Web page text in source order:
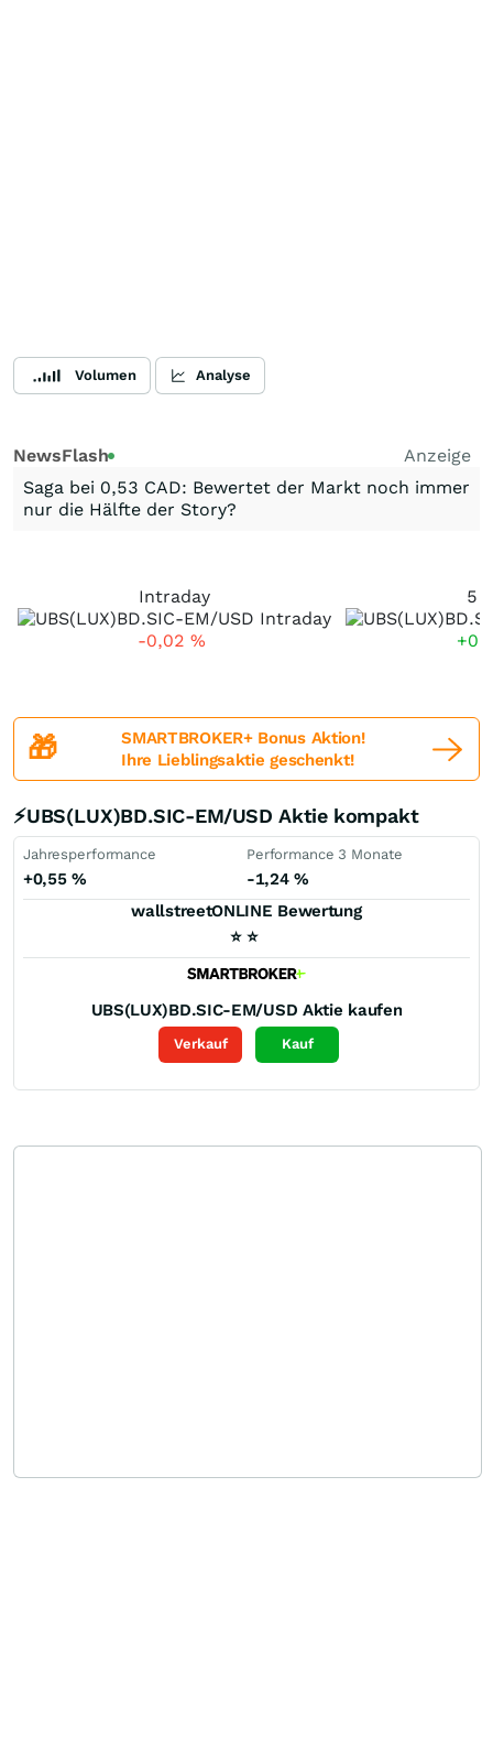
Volumen Analyse
NewsFlash
Anzeige
Saga bei 0,53 CAD: Bewertet der Markt noch immer
nur die Hälfte der Story?
Intraday
-0,02 %
5
🎁
SMARTBROKER+ Bonus Aktion!
Ihre Lieblingsaktie geschenkt!
⚡UBS(LUX)BD.SIC-EM/USD Aktie kompakt
Jahresperformance
+0,55%
Performance 3 Monate
-1,24%
wallstreetONLINE Bewertung
⭐ ⭐
UBS(LUX)BD.SIC-EM/USD Aktie kaufen
Verkauf Kauf